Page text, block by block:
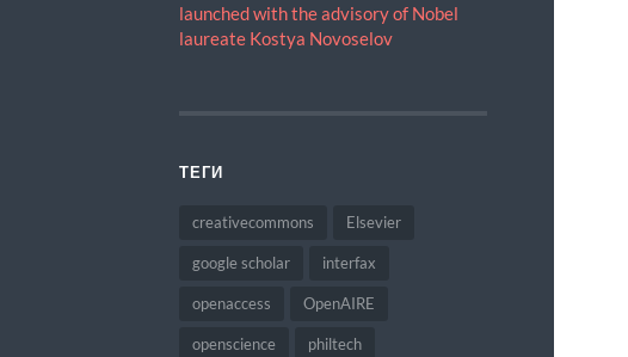
launched with the advisory of Nobel
laureate Kostya Novoselov
ТЕГИ
creativecommons Elsevier
google scholar interfax
openaccess OpenAIRE
openscience philtech